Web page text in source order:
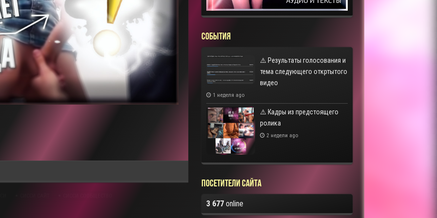
СОБЫТИЯ
⚠️ Результаты голосования и
тема следующего откртытого
видео
1 неделя ago
⚠️ Кадры из предстоящего
ролика
2 недели ago
Посетители сайта
3 677online